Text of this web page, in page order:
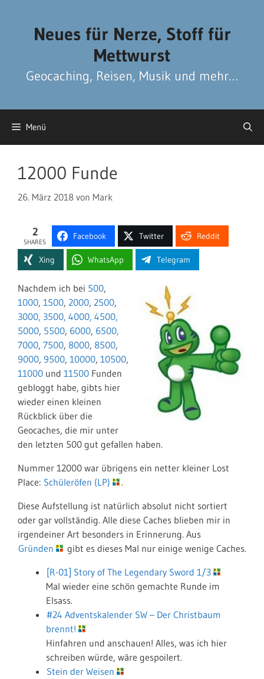
Neues für Nerze, Stoff für
Mettwurst
Geocaching, Reisen, Musik und mehr…
Menü
12000 Funde
26. März 2018 von Mark
2
SHARES
Facebook Twitter Reddit
Xing WhatsApp Telegram
Nachdem ich bei 500,
1000, 1500, 2000, 2500,
3000, 3500, 4000, 4500,
5000, 5500, 6000, 6500,
7000, 7500, 8000, 8500,
9000, 9500, 10000, 10500,
11000 und 11500 Funden
gebloggt habe, gibts hier
wieder einen kleinen
Rückblick über die
Geocaches, die mir unter
den letzten 500 gut gefallen haben.
Nummer 12000 war übrigens ein netter kleiner Lost
Place: Schüleröfen (LP)
.
Diese Aufstellung ist natürlich absolut nicht sortiert
oder gar vollständig. Alle diese Caches blieben mir in
irgendeiner Art besonders in Erinnerung. Aus
Gründen
gibt es dieses Mal nur einige wenige Caches.
[R-01] Story of The Legendary Sword 1/3
Mal wieder eine schön gemachte Runde im
Elsass.
#24 Adventskalender SW – Der Christbaum
brennt!
Hinfahren und anschauen! Alles, was ich hier
schreiben würde, wäre gespoilert.
Stein der Weisen